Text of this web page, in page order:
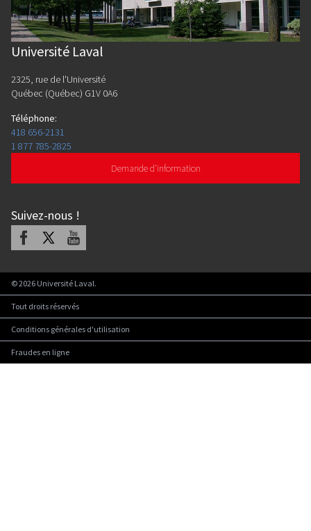
Université Laval
2325, rue de l'Université
Québec (Québec) G1V 0A6
Téléphone:
418 656-2131
1 877 785-2825
Demande d'information
Suivez-nous !
Facebook Youtube
©2026 Université Laval.
Tout droits réservés
Conditions générales d'utilisation
Fraudes en ligne